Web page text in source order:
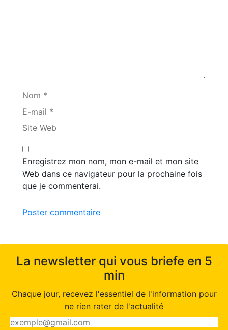
Nom *
E-mail *
Site Web
Enregistrez mon nom, mon e-mail et mon site
Web dans ce navigateur pour la prochaine fois
que je commenterai.
Poster commentaire
La newsletter qui vous briefe en 5
min
Chaque jour, recevez l'essentiel de l'information pour
ne rien rater de l'actualité